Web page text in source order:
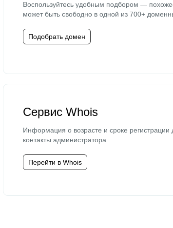
Воспользуйтесь удобным подбором —
может быть свободно в одной из 700+
Подобрать домен
Сервис Whois
Информация о возрасте и сроке регистрации
контакты администратора.
Перейти в Whois